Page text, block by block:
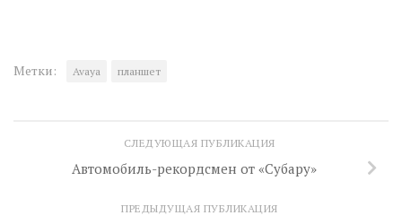
Метки: Avaya планшет
СЛЕДУЮЩАЯ ПУБЛИКАЦИЯ
Автомобиль-рекордсмен от «Субару»
ПРЕДЫДУЩАЯ ПУБЛИКАЦИЯ